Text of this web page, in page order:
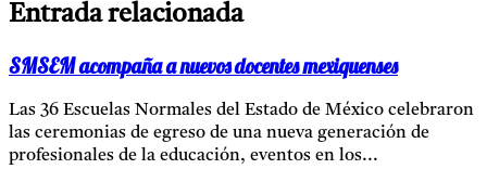
Entrada relacionada
SMSEM acompaña a nuevos docentes mexiquenses
Las 36 Escuelas Normales del Estado de México celebraron
las ceremonias de egreso de una nueva generación de
profesionales de la educación, eventos en los...